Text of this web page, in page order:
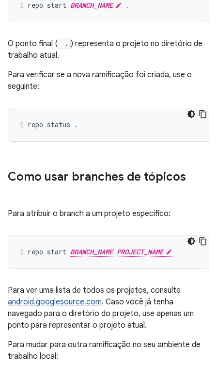
repo start BRANCH_NAME
O ponto final ( . ) representa o projeto no diretório de
trabalho atual.
Para verificar se a nova ramificação foi criada, use o
seguinte:
Como usar branches de tópicos
Para atribuir o branch a um projeto específico:
repo start BRANCH_NAME PROJECT_NAME
Para ver uma lista de todos os projetos, consulte
android.googlesource.com. Caso você já tenha
navegado para o diretório do projeto, use apenas um
ponto para representar o projeto atual.
Para mudar para outra ramificação no seu ambiente de
trabalho local: